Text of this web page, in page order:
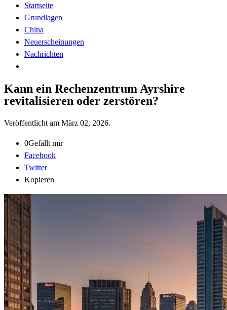
Startseite
Grundlagen
China
Neuerscheinungen
Nachrichten
Kann ein Rechenzentrum Ayrshire
revitalisieren oder zerstören?
Veröffentlicht am März 02, 2026.
0Gefällt mir
Facebook
Twitter
Kopieren